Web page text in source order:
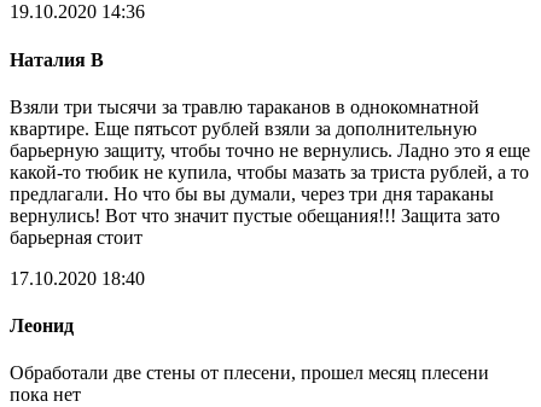
19.10.2020 14:36
Наталия В
Взяли три тысячи за травлю тараканов в однокомнатной
квартире. Еще пятьсот рублей взяли за дополнительную
барьерную защиту, чтобы точно не вернулись. Ладно это я еще
какой-то тюбик не купила, чтобы мазать за триста рублей, а то
предлагали. Но что бы вы думали, через три дня тараканы
вернулись! Вот что значит пустые обещания!!! Защита зато
барьерная стоит
17.10.2020 18:40
Леонид
Обработали две стены от плесени, прошел месяц плесени
пока нет